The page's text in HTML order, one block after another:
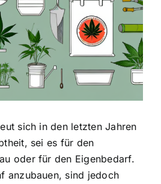
sich in den letzten Jahren
sei es für den
oder für den Eigenbedarf.
anzubauen, sind jedoch